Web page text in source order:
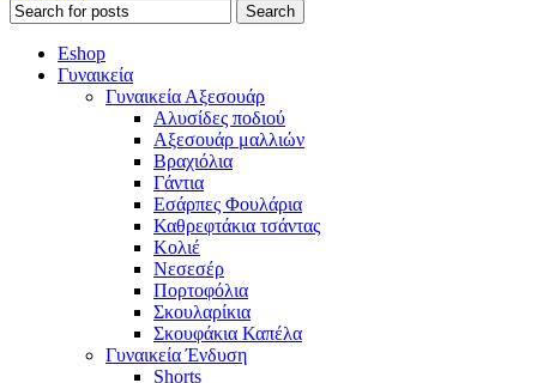
Search
Eshop
Γυναικεία
Γυναικεία Αξεσουάρ
Αλυσίδες ποδιού
Αξεσουάρ μαλλιών
Βραχιόλια
Γάντια
Εσάρπες Φουλάρια
Καθρεφτάκια τσάντας
Κολιέ
Νεσεσέρ
Πορτοφόλια
Σκουλαρίκια
Σκουφάκια Καπέλα
Γυναικεία Ένδυση
Shorts